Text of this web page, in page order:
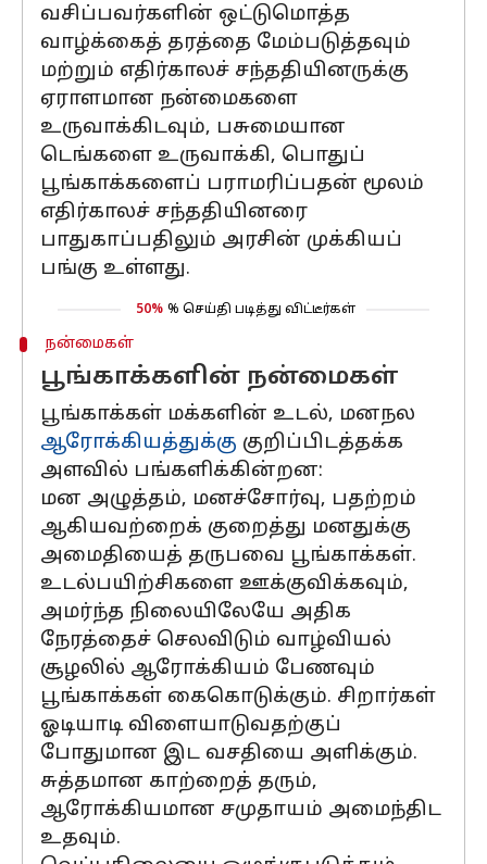
வசிப்பவர்களின் ஒட்டுமொத்த
வாழ்க்கைத் தரத்தை மேம்படுத்தவும்
மற்றும் எதிர்காலச் சந்ததியினருக்கு
ஏராளமான நன்மைகளை
உருவாக்கிடவும், பசுமையான
டெங்களை உருவாக்கி, பொதுப்
பூங்காக்களைப் பராமரிப்பதன் மூலம்
எதிர்காலச் சந்ததியினரை
பாதுகாப்பதிலும் அரசின் முக்கியப்
பங்கு உள்ளது.
50% % செய்தி படித்து விட்டீர்கள்
நன்மைகள்
பூங்காக்களின் நன்மைகள்
பூங்காக்கள் மக்களின் உடல், மனநல
ஆரோக்கியத்துக்கு குறிப்பிடத்தக்க
அளவில் பங்களிக்கின்றன:
மன அழுத்தம், மனச்சோர்வு, பதற்றம்
ஆகியவற்றைக் குறைத்து மனதுக்கு
அமைதியைத் தருபவை பூங்காக்கள்.
உடல்பயிற்சிகளை ஊக்குவிக்கவும்,
அமர்ந்த நிலையிலேயே அதிக
நேரத்தைச் செலவிடும் வாழ்வியல்
சூழலில் ஆரோக்கியம் பேணவும்
பூங்காக்கள் கைகொடுக்கும். சிறார்கள்
ஓடியாடி விளையாடுவதற்குப்
போதுமான இட வசதியை அளிக்கும்.
சுத்தமான காற்றைத் தரும்,
ஆரோக்கியமான சமுதாயம் அமைந்திட
உதவும்.